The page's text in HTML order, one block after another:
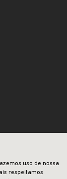
a vida.uso de nossa
respeitamos